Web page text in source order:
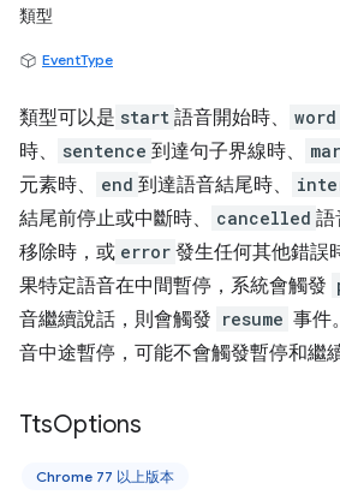
類型
EventType
類型可以是 start 語音開始時、 word
時、
sentence 到達句子界線時、
元素時、
end 到達語音結尾時、
結尾前停止或中斷時、
cancelled 語
移除時，或 error 發生任何其他錯誤
果特定語音在中間暫停，系統會觸發
音繼續說話，則會觸發 resume 事件
音中途暫停，可能不會觸發暫停和繼
TtsOptions
Chrome 77 以上版本